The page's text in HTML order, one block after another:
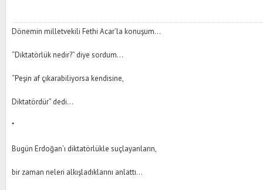
Dönemin milletvekili Fethi Acar’la konuşum…
“Diktatörlük nedir?” diye sordum…
“Peşin af çıkarabiliyorsa kendisine,
Diktatördür” dedi…
*
Bugün Erdoğan’ı diktatörlükle suçlayanların,
bir zaman neleri alkışladıklarını anlattı…